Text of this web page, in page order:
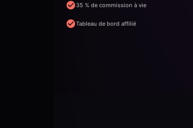
35 % de commission à vie
Tableau de bord affilié